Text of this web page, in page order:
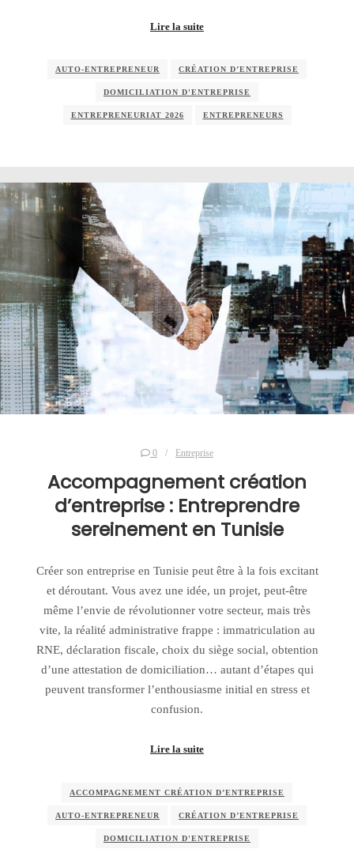
Lire la suite
AUTO‑ENTREPRENEUR CRÉATION D’ENTREPRISE
DOMICILIATION D'ENTREPRISE
ENTREPRENEURIAT 2026 ENTREPRENEURS
0 Entreprise
Accompagnement création
d’entreprise : Entreprendre
sereinement en Tunisie
Créer son entreprise en Tunisie peut être à la fois excitant
et déroutant. Vous avez une idée, un projet, peut-être
même l’envie de révolutionner votre secteur, mais très
vite, la réalité administrative frappe : immatriculation au
RNE, déclaration fiscale, choix du siège social, obtention
d’une attestation de domiciliation… autant d’étapes qui
peuvent transformer l’enthousiasme initial en stress et
confusion.
Lire la suite
ACCOMPAGNEMENT CRÉATION D’ENTREPRISE
AUTO‑ENTREPRENEUR CRÉATION D’ENTREPRISE
DOMICILIATION D'ENTREPRISE